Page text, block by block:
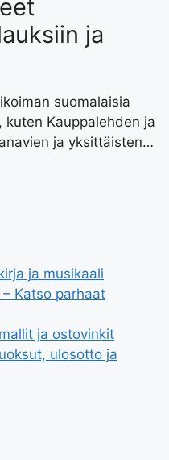
ja
suomalaisia
Kauppalehden ja
ja yksittäisten…
ja musikaali
Katso parhaat
ja ostovinkit
ulosotto ja